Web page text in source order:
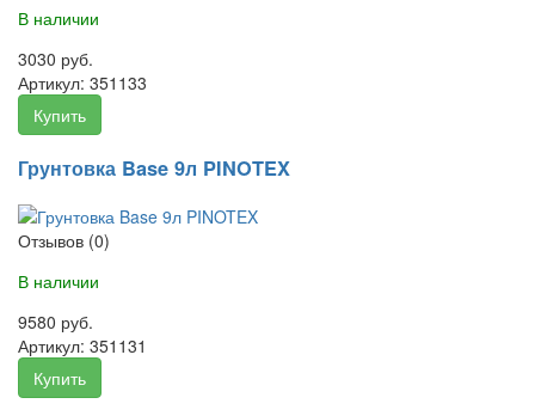
В наличии
3030 руб.
Артикул: 351133
Купить
Грунтовка Base 9л PINOTEX
Отзывов (0)
В наличии
9580 руб.
Артикул: 351131
Купить